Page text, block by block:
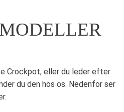
Crockpot, eller du leder efter
du den hos os. Nedenfor ser